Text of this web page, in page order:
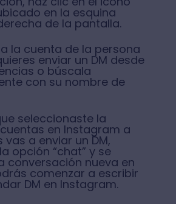
en la esquina
de la pantalla.
la cuenta de la persona
enviar un DM desde
o búscala
con su nombre de
seleccionaste la
en Instagram a
vas a enviar un DM,
opción “chat” y se
conversación nueva en
comenzar a escribir
DM en Instagram.